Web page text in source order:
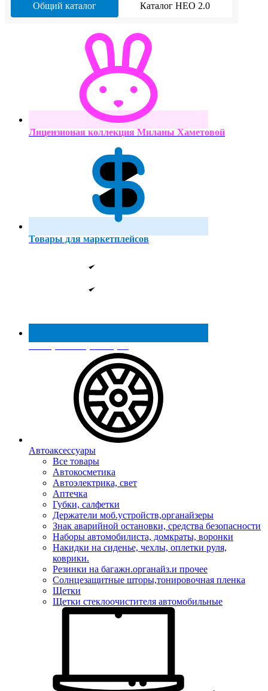
Общий каталог Каталог НЕО 2.0
Лицензионая коллекция Миланы Хаметовой
Товары для маркетплейсов
Реестр МинПромТорга
Автоаксессуары
Все товары
Автокосметика
Автоэлектрика, свет
Аптечка
Губки, салфетки
Держатели моб.устройств,органайзеры
Знак аварийной остановки, средства безопасности
Наборы автомобилиста, домкраты, воронки
Накидки на сиденье, чехлы, оплетки руля,
коврики.
Резинки на багажн.органайз.и прочее
Солнцезащитные шторы,тонировочная пленка
Щетки
Щетки стеклоочистителя автомобильные